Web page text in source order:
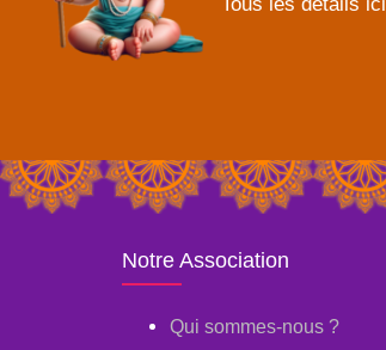
Tous les détails ici
Notre Association
Qui sommes-nous ?